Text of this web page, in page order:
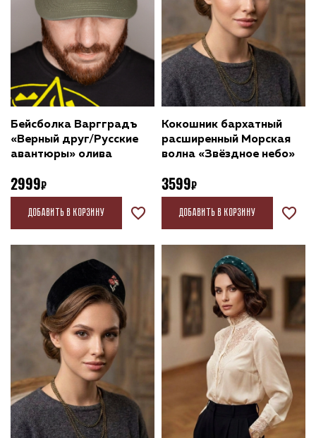
Бейсболка Варгградъ
«Верный друг/Русские
авантюры» олива
2999
Добавить в корзину
Кокошник бархатный
расширенный Морская
волна «Звёздное небо»
3599
Добавить в корзину